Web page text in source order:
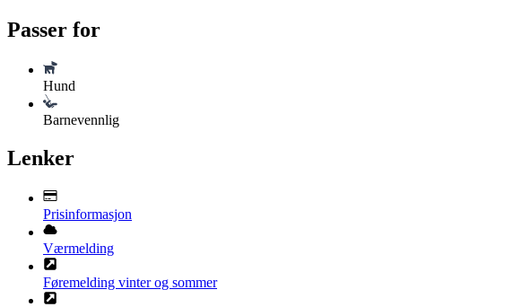
Passer for
Hund
Barnevennlig
Lenker
Prisinformasjon
Værmelding
Føremelding vinter og sommer